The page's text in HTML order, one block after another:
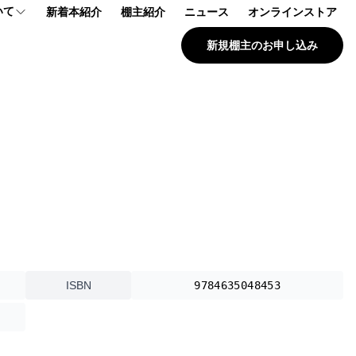
て 新着本紹介 棚主紹介 ニュース オンラインストア
新規棚主のお申し込み
ISBN 9784635048453